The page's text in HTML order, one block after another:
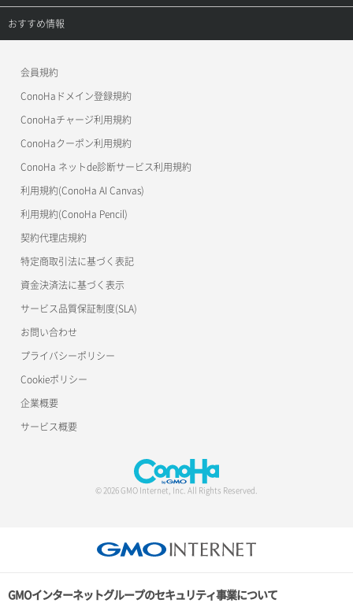
APIドキュメントVPS3.0
APIドキュメントVPS2.0
APIドキュメントVPS3.0
ご利用ガイド
サポートトップ
おすすめ情報
美雲このは徹底ガイド
会員規約
ConoHaドメイン登録規約
ConoHaチャージ利用規約
ConoHaクーポン利用規約
ConoHa ネットde診断サービス利用規約
利用規約(ConoHa AI Canvas)
利用規約(ConoHa Pencil)
契約代理店規約
特定商取引法に基づく表記
資金決済法に基づく表示
サービス品質保証制度(SLA)
お問い合わせ
プライバシーポリシー
Cookieポリシー
企業概要
サービス概要
© 2026 GMO Internet, Inc. All Rights Reserved.
GMOインターネットグループのセキュリティ事業について